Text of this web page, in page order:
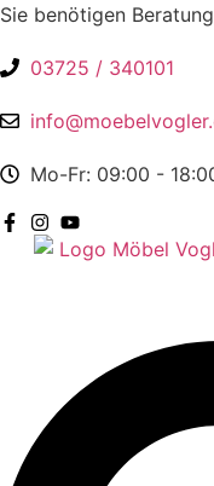
Zum
springen
Sie benötigen
03725 / 340101
Mo-Fr: 09:00 -